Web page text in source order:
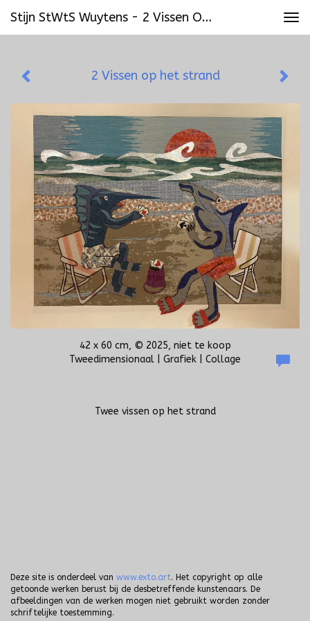
Stijn StWtS Wuytens - 2 Vissen Op Het Strand
2 Vissen op het strand
42 x 60 cm, © 2025, niet te koop
Tweedimensionaal | Grafiek | Collage
Twee vissen op het strand
Deze site is onderdeel van www.exto.art. Het copyright op alle
getoonde werken berust bij de desbetreffende kunstenaars. De
afbeeldingen van de werken mogen niet gebruikt worden zonder
schriftelijke toestemming.